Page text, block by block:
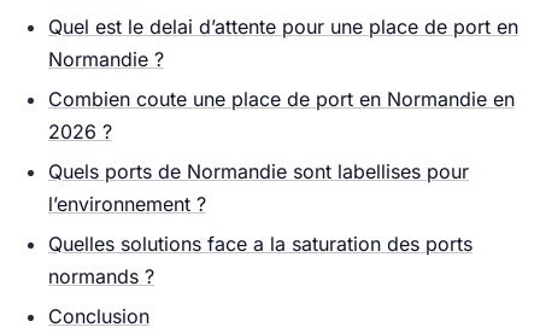
Quel est le delai d’attente pour une place de port en
Normandie ?
Combien coute une place de port en Normandie en
2026 ?
Quels ports de Normandie sont labellises pour
l’environnement ?
Quelles solutions face a la saturation des ports
normands ?
Conclusion